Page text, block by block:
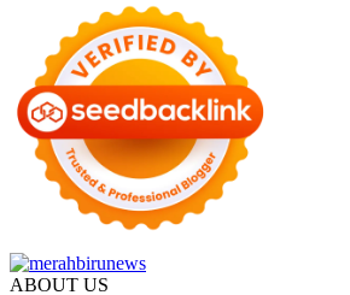
ABOUT US